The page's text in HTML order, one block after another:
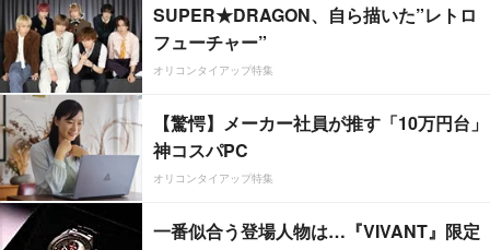
SUPER★DRAGON、自ら描いた”レトロ
フューチャー”
オリコンタイアップ特集
【驚愕】メーカー社員が推す「10万円台」
神コスパPC
オリコンタイアップ特集
一番似合う登場人物は…『VIVANT』限定